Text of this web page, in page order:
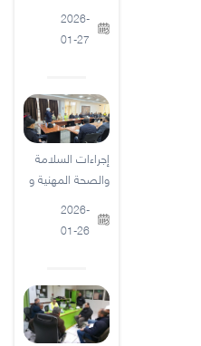
2026-
01-27
إجراءات السلامة
والصحة المهنية و
2026-
01-26